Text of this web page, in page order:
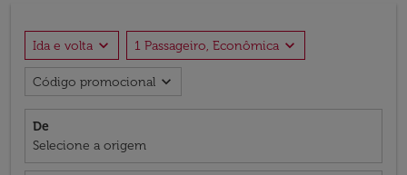
Ida e volta expand_more 1 Passageiro, Econômica expand_more
Código promocional expand_more
De
Selecione a origem